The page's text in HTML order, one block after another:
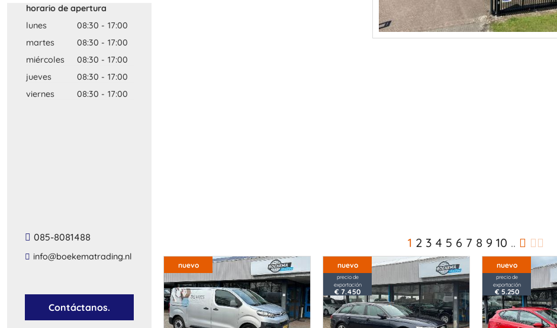
horario de apertura
lunes
08:30 - 17:00
martes
08:30 - 17:00
miércoles
08:30 - 17:00
jueves
08:30 - 17:00
viernes
08:30 - 17:00
085-8081488
info@boekematrading.nl
Contáctanos.
1 2 3 4 5 6 7 8 9 10 ..
nuevo nuevo
precio de
exportación
€ 7.450
nuevo
precio de
exportación
€ 5.250